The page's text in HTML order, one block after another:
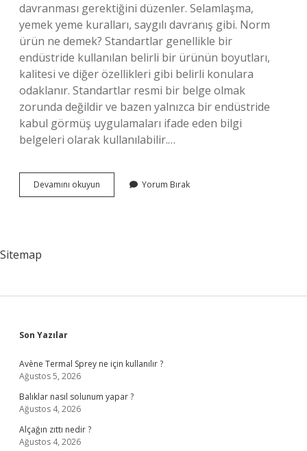
davranması gerektiğini düzenler. Selamlaşma,
yemek yeme kuralları, saygılı davranış gibi. Norm
ürün ne demek? Standartlar genellikle bir
endüstride kullanılan belirli bir ürünün boyutları,
kalitesi ve diğer özellikleri gibi belirli konulara
odaklanır. Standartlar resmi bir belge olmak
zorunda değildir ve bazen yalnızca bir endüstride
kabul görmüş uygulamaları ifade eden bilgi
belgeleri olarak kullanılabilir.…
Devamını okuyun
Ne
Yorum Bırak
Sitemap
Sidebar
Son Yazılar
Avène Termal Sprey ne için kullanılır ?
Ağustos 5, 2026
Balıklar nasıl solunum yapar ?
Ağustos 4, 2026
Alçağın zıttı nedir ?
Ağustos 4, 2026